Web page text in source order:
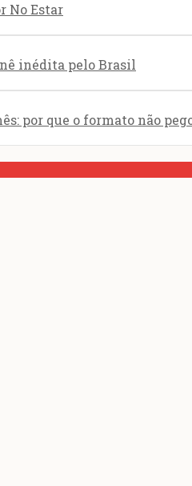
No Estar
inédita pelo Brasil
por que o formato não